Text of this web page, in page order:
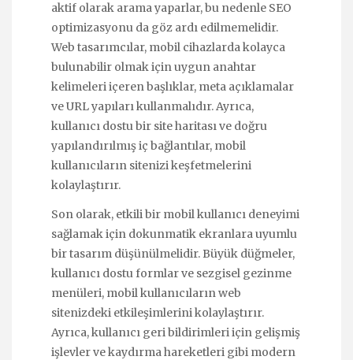
aktif olarak arama yaparlar, bu nedenle SEO
optimizasyonu da göz ardı edilmemelidir.
Web tasarımcılar, mobil cihazlarda kolayca
bulunabilir olmak için uygun anahtar
kelimeleri içeren başlıklar, meta açıklamalar
ve URL yapıları kullanmalıdır. Ayrıca,
kullanıcı dostu bir site haritası ve doğru
yapılandırılmış iç bağlantılar, mobil
kullanıcıların sitenizi keşfetmelerini
kolaylaştırır.
Son olarak, etkili bir mobil kullanıcı deneyimi
sağlamak için dokunmatik ekranlara uyumlu
bir tasarım düşünülmelidir. Büyük düğmeler,
kullanıcı dostu formlar ve sezgisel gezinme
menüleri, mobil kullanıcıların web
sitenizdeki etkileşimlerini kolaylaştırır.
Ayrıca, kullanıcı geri bildirimleri için gelişmiş
işlevler ve kaydırma hareketleri gibi modern